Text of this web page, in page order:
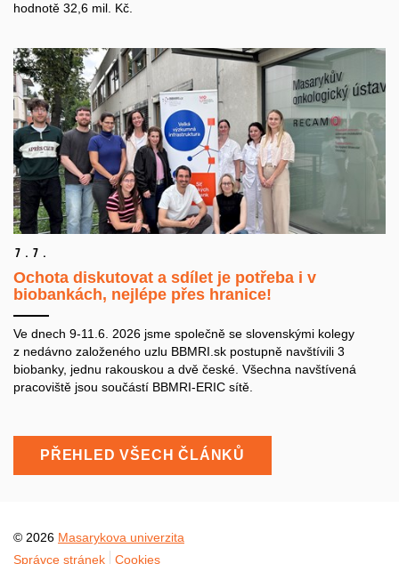
hodnotě 32,6 mil. Kč.
7. 7.
Ochota diskutovat a sdílet je potřeba i v
biobankách, nejlépe přes hranice!
Ve dnech 9-11.6. 2026 jsme společně se slovenskými kolegy
z nedávno založeného uzlu BBMRI.sk postupně navštívili 3
biobanky, jednu rakouskou a dvě české. Všechna navštívená
pracoviště jsou součástí BBMRI-ERIC sítě.
PŘEHLED VŠECH ČLÁNKŮ
© 2026 Masarykova univerzita
Správce stránek
Cookies